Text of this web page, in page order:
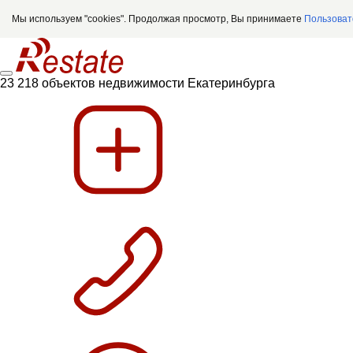
Мы используем "cookies". Продолжая просмотр, Вы принимаете
23 218 объектов недвижимости Екатеринбурга